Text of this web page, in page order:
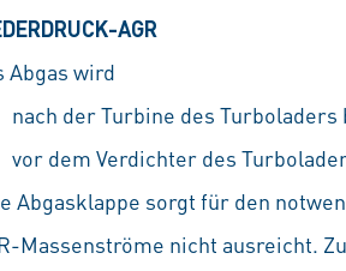
AGR
Abgas wird
nach der Turbine des
vor dem Verdichter des
Abgasklappe sorgt für den
Massenströme nicht ausreicht.